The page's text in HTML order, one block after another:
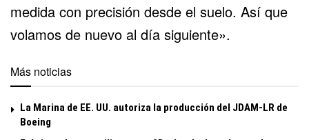
medida con precisión desde el suelo. Así que
volamos de nuevo al día siguiente».
Más noticias
La Marina de EE. UU. autoriza la producción del JDAM-LR de
Boeing